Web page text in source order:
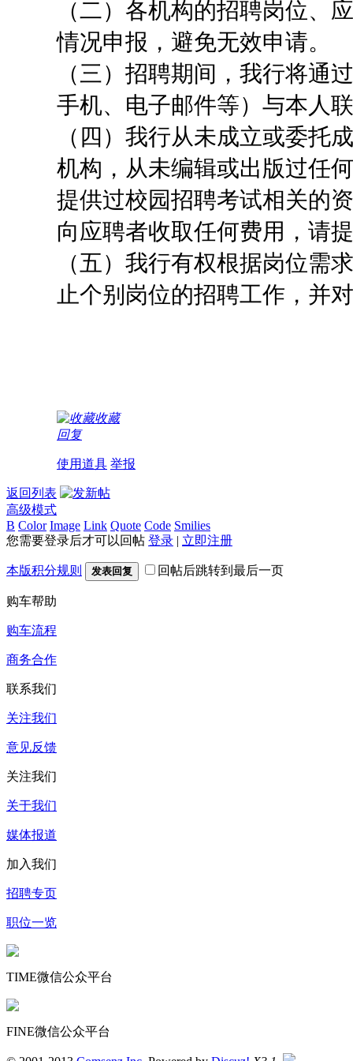
（二）各机构的招聘岗位、
情况申报，避免无效申请。
（三）招聘期间，我行将通
手机、电子邮件等）与本人
（四）我行从未成立或委托
机构，从未编辑或出版过任
提供过校园招聘考试相关的
向应聘者收取任何费用，请
（五）我行有权根据岗位需
止个别岗位的招聘工作，并
收藏
回复
使用道具 举报
返回列表
高级模式
B Color Image Link Quote Code Smilies
您需要登录后才可以回帖 登录 | 立即注册
本版积分规则 发表回复 回帖后跳转到最后一页
购车帮助
购车流程
商务合作
联系我们
关注我们
意见反馈
关注我们
关于我们
媒体报道
加入我们
招聘专页
职位一览
TIME微信公众平台
FINE微信公众平台